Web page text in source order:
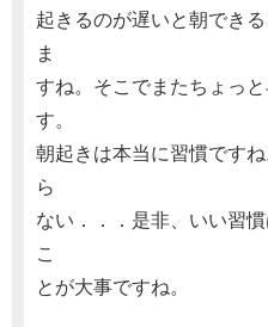
起きるのが遅いと朝でき
ま
すね。そこでまたちょっ
す。
朝起きは本当に習慣です
ら
ない．．．是非、いい習
こ
とが大事ですね。